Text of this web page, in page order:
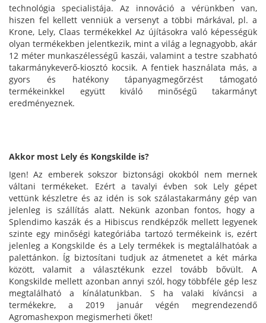
technológia specialistája. Az innováció a vérünkben van,
hiszen fel kellett venniük a versenyt a többi márkával, pl. a
Krone, Lely, Claas termékekkel Az újításokra való képességük
olyan termékekben jelentkezik, mint a világ a legnagyobb, akár
12 méter munkaszélességű kaszái, valamint a testre szabható
takarmánykeverő-kiosztó kocsik. A fentiek használata más, a
gyors és hatékony tápanyagmegőrzést támogató
termékeinkkel együtt kiváló minőségű takarmányt
eredményeznek.
Akkor most Lely és Kongskilde is?
Igen! Az emberek sokszor biztonsági okokból nem mernek
váltani termékeket. Ezért a tavalyi évben sok Lely gépet
vettünk készletre és az idén is sok szálastakarmány gép van
jelenleg is szállítás alatt. Nekünk azonban fontos, hogy a
Splendimo kaszák és a Hibiscus rendképzők mellett legyenek
szinte egy minőségi kategóriába tartozó termékeink is, ezért
jelenleg a Kongskilde és a Lely termékek is megtalálhatóak a
palettánkon. Íg biztosítani tudjuk az átmenetet a két márka
között, valamit a választékunk ezzel tovább bővült. A
Kongskilde mellett azonban annyi szól, hogy többféle gép lesz
megtalálható a kínálatunkban. S ha valaki kíváncsi a
termékekre, a 2019 január végén megrendezendő
Agromashexpon megismerheti őket!